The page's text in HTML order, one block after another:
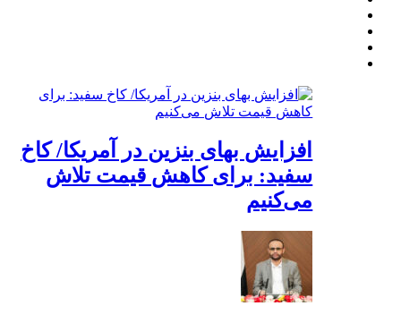
افزایش بهای بنزین در آمریکا/ کاخ
سفید: برای کاهش قیمت تلاش
می‌کنیم